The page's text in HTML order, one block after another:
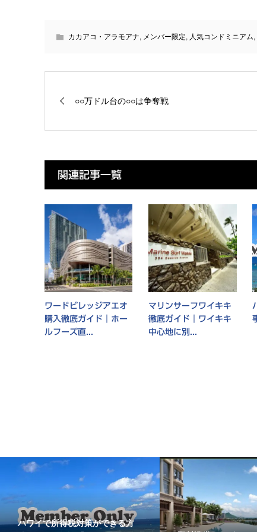
カカアコ・アラモアナ メンバー限定 人気コンドミニアム
○○万ドル台の○○は争奪戦
関連記事一覧
ワードビレッジアエオ
購入徹底ガイド｜ホー
ルフーズ直...
マリンサーフワイキキ
徹底ガイド｜ワイキキ
中心地に別...
ハワイで所得税対策ができる方